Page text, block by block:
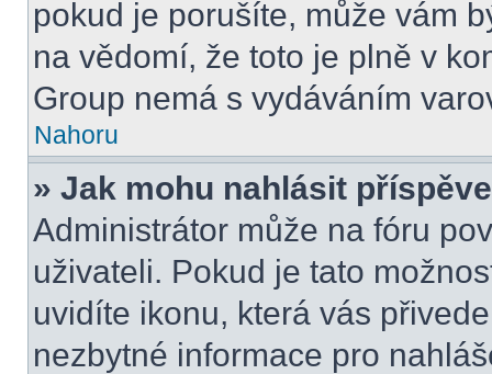
pokud je porušíte, může vám
na vědomí, že toto je plně v
Group nemá s vydáváním
Nahoru
» Jak mohu nahlásit
Administrátor může na fóru
uživateli. Pokud je tato
uvidíte ikonu, která vás
nezbytné informace pro